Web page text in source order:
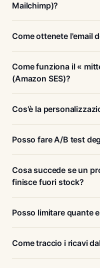
Mailchimp)?
Come ottenete l'email
Come funziona il «
(Amazon SES)?
Cos'è la
Posso fare A/B test
Cosa succede se un
finisce fuori stock?
Posso limitare quante
Come traccio i ricavi